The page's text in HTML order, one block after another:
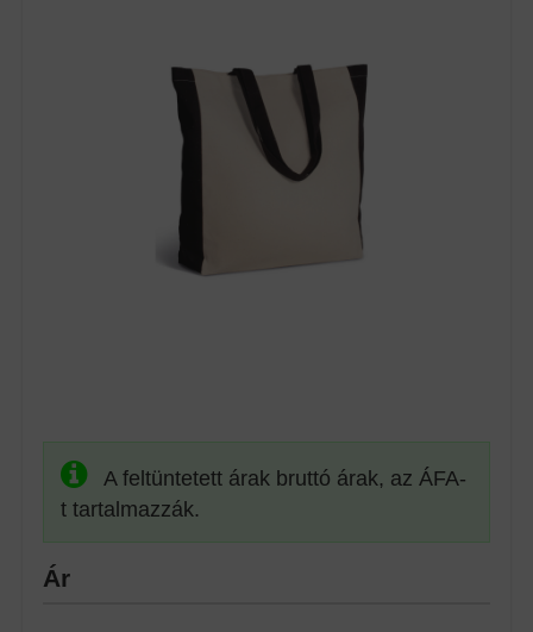
A feltüntetett árak bruttó árak, az ÁFA-
t tartalmazzák.
Ár